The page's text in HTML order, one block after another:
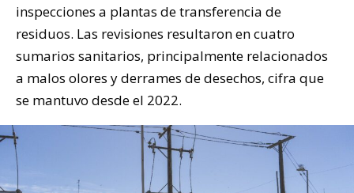
inspecciones a plantas de transferencia de
residuos. Las revisiones resultaron en cuatro
sumarios sanitarios, principalmente relacionados
a malos olores y derrames de desechos, cifra que
se mantuvo desde el 2022.